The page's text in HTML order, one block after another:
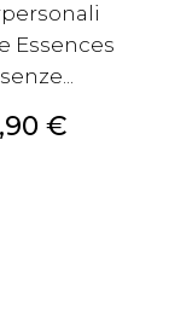
Essences
€